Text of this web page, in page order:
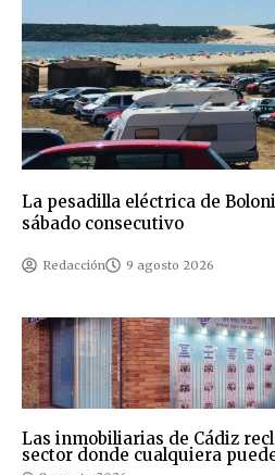
La pesadilla eléctrica de
sábado consecutivo
Redacción 9 agosto 2026
Las inmobiliarias de Cádiz
sector donde cualquiera